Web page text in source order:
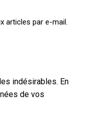
articles par e-mail.
indésirables. En
de vos